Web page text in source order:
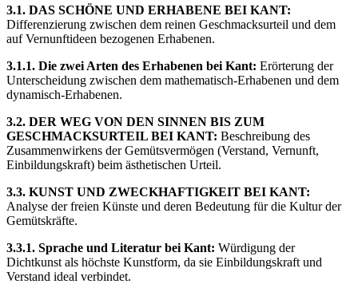
3.1. DAS SCHÖNE UND ERHABENE BEI KANT:
Differenzierung zwischen dem reinen Geschmacksurteil und dem
auf Vernunftideen bezogenen Erhabenen.
3.1.1. Die zwei Arten des Erhabenen bei Kant: Erörterung der
Unterscheidung zwischen dem mathematisch-Erhabenen und dem
dynamisch-Erhabenen.
3.2. DER WEG VON DEN SINNEN BIS ZUM
GESCHMACKSURTEIL BEI KANT: Beschreibung des
Zusammenwirkens der Gemütsvermögen (Verstand, Vernunft,
Einbildungskraft) beim ästhetischen Urteil.
3.3. KUNST UND ZWECKHAFTIGKEIT BEI KANT:
Analyse der freien Künste und deren Bedeutung für die Kultur der
Gemütskräfte.
3.3.1. Sprache und Literatur bei Kant: Würdigung der
Dichtkunst als höchste Kunstform, da sie Einbildungskraft und
Verstand ideal verbindet.